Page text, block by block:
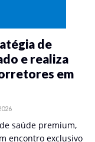
de
e realiza
em
saúde premium,
encontro exclusivo